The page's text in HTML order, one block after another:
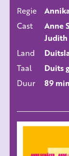
Regie
Cast
Anne
Land
Taal
Duits
Duur
89